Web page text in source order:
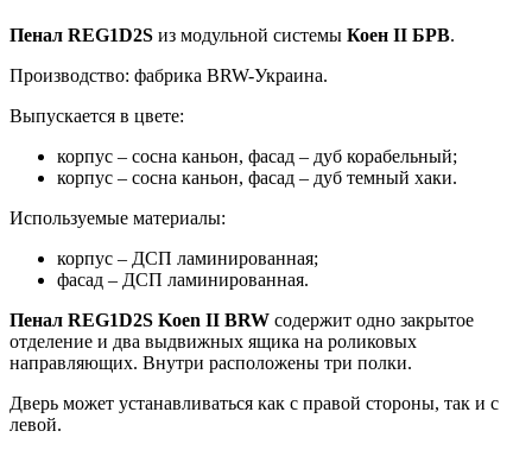
Пенал REG1D2S из модульной системы Коен II БРВ.
Производство: фабрика BRW-Украина.
Выпускается в цвете:
корпус – сосна каньон, фасад – дуб корабельный;
корпус – сосна каньон, фасад – дуб темный хаки.
Используемые материалы:
корпус – ДСП ламинированная;
фасад – ДСП ламинированная.
Пенал REG1D2S Koen II BRW содержит одно закрытое
отделение и два выдвижных ящика на роликовых
направляющих. Внутри расположены три полки.
Дверь может устанавливаться как с правой стороны, так и с
левой.